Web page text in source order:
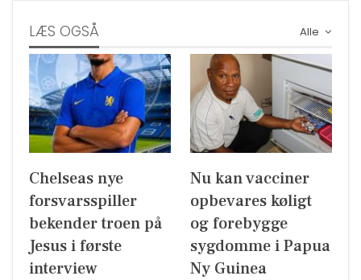
Alle
LÆS OGSÅ
Chelseas nye
forsvarsspiller
bekender troen på
Jesus i første
interview
Nu kan vacciner
opbevares køligt
og forebygge
sygdomme i Papua
Ny Guinea